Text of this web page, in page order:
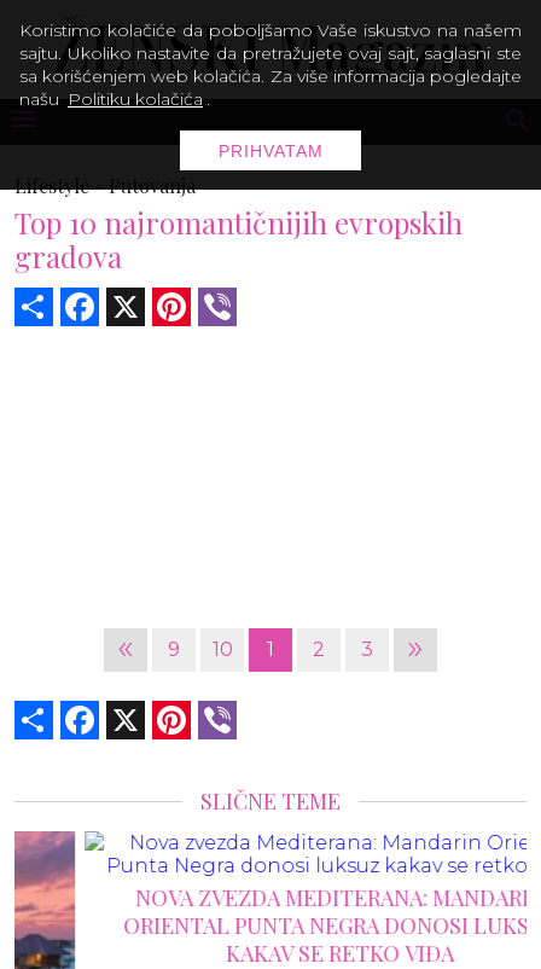
Lifestyle -Putovanja
Top 10 najromantičnijih evropskih
gradova
Share Facebook Pinterest
« 9 10 1 2 3 »
Share Facebook Pinterest
SLIČNE TEME
NOVA ZVEZDA MEDITERANA: MANDARIN
ORIENTAL PUNTA NEGRA DONOSI LUKSUZ
KAKAV SE RETKO VIĐA
Koristimo kolačiće da poboljšamo Vaše iskustvo na našem
sajtu. Ukoliko nastavite da pretražujete ovaj sajt, saglasni ste
sa korišćenjem web kolačića. Za više informacija pogledajte
našu Politiku kolačića .
PRIHVATAM